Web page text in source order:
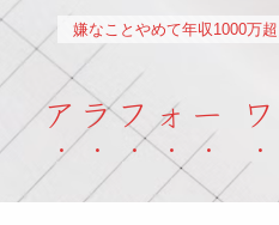
嫌なことやめて年収1000万
アラフォー